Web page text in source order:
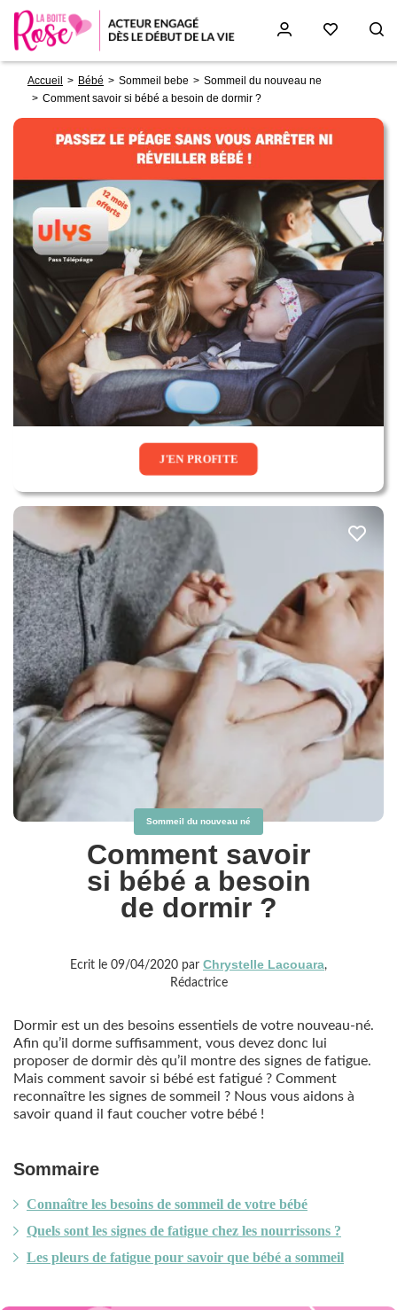
principal
d'Ariane
Accueil Bébé Sommeil bebe
Sommeil du nouveau ne
Comment savoir si bébé a besoin de dormir ?
J'EN PROFITE
Sommeil du nouveau né
Comment savoir
si bébé a besoin
de dormir ?
Ecrit le 09/04/2020 par Chrystelle Lacouara,
Rédactrice
Dormir est un des besoins essentiels de votre nouveau-né.
Afin qu’il dorme suffisamment, vous devez donc lui
proposer de dormir dès qu’il montre des signes de fatigue.
Mais comment savoir si bébé est fatigué ? Comment
reconnaître les signes de sommeil ? Nous vous aidons à
savoir quand il faut coucher votre bébé !
Sommaire
Connaître les besoins de sommeil de votre bébé
Quels sont les signes de fatigue chez les nourrissons ?
Les pleurs de fatigue pour savoir que bébé a sommeil